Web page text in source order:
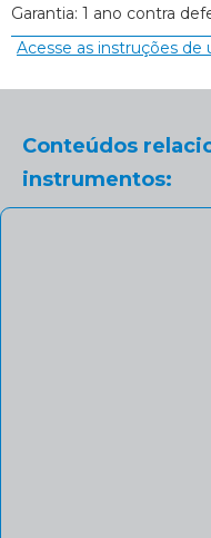
Garantia: 1 ano contra
Acesse as instruções de
Conteúdos
instrumentos: